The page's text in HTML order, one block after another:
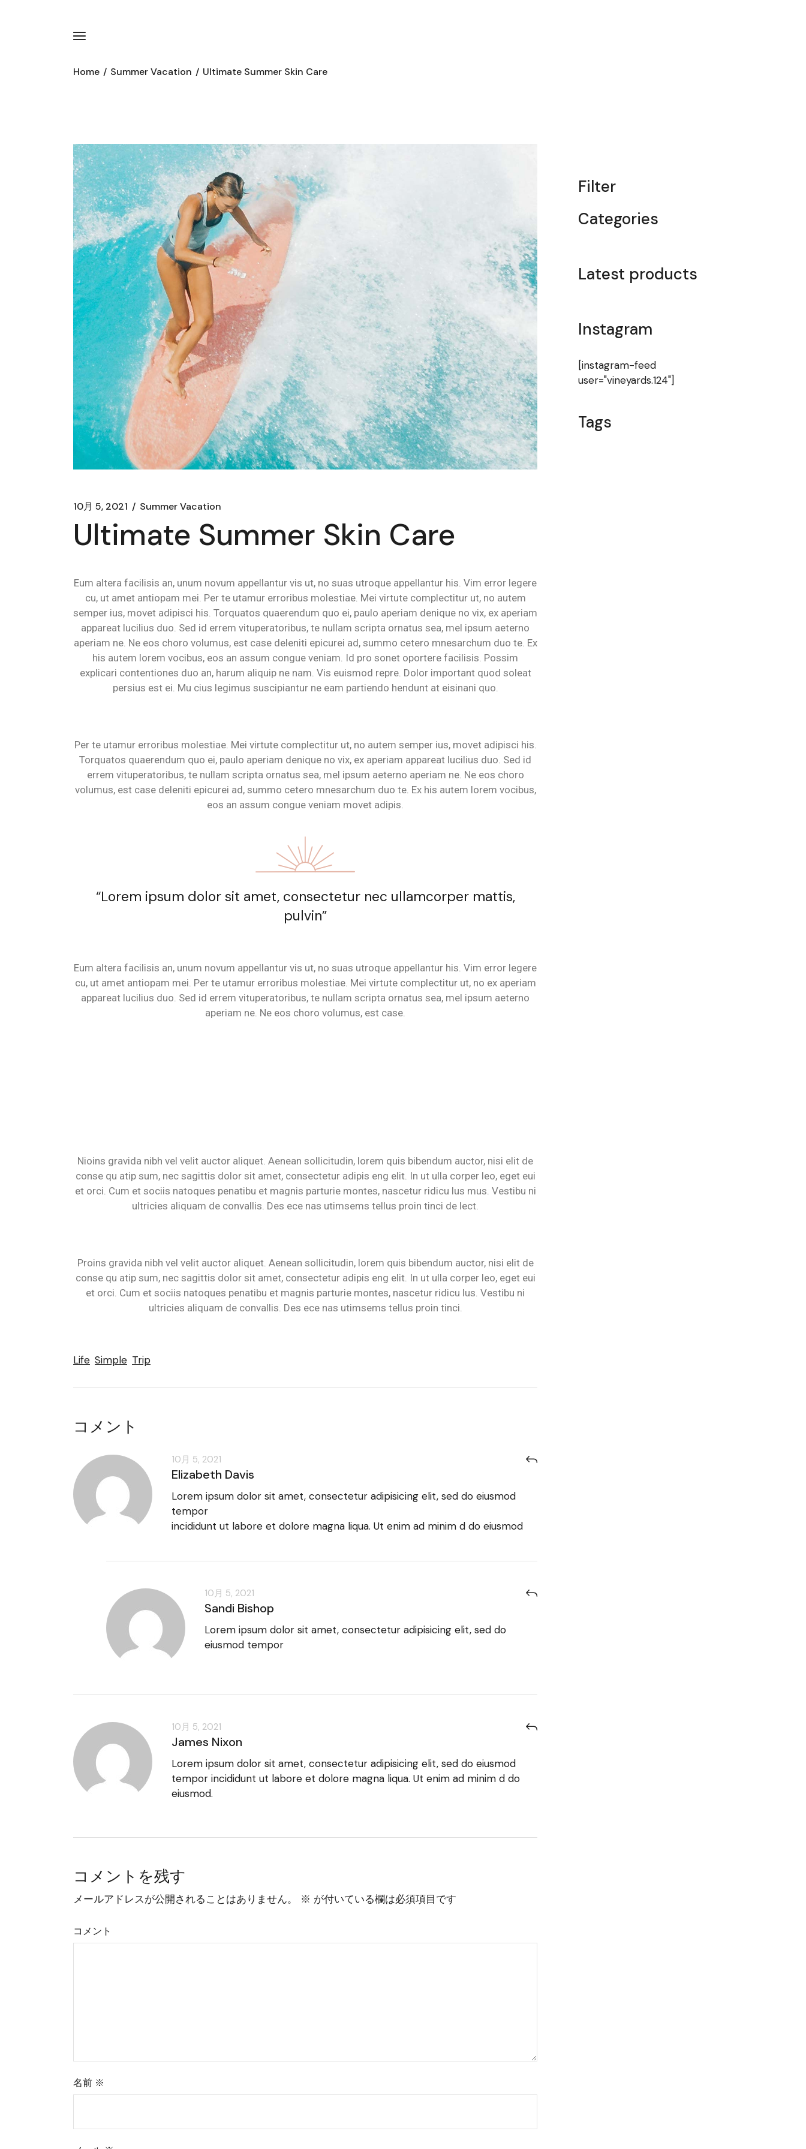
Home Summer Vacation Ultimate Summer Skin Care
10月 5, 2021 Summer Vacation
Ultimate Summer Skin Care
Eum altera facilisis an, unum novum appellantur vis ut, no suas utroque appellantur his. Vim error legere
cu, ut amet antiopam mei. Per te utamur erroribus molestiae. Mei virtute complectitur ut, no autem
semper ius, movet adipisci his. Torquatos quaerendum quo ei, paulo aperiam denique no vix, ex aperiam
appareat lucilius duo. Sed id errem vituperatoribus, te nullam scripta ornatus sea, mel ipsum aeterno
aperiam ne. Ne eos choro volumus, est case deleniti epicurei ad, summo cetero mnesarchum duo te. Ex
his autem lorem vocibus, eos an assum congue veniam. Id pro sonet oportere facilisis. Possim
explicari contentiones duo an, harum aliquip ne nam. Vis euismod repre. Dolor important quod soleat
persius est ei. Mu cius legimus suscipiantur ne eam partiendo hendunt at eisinani quo.
Per te utamur erroribus molestiae. Mei virtute complectitur ut, no autem semper ius, movet adipisci his.
Torquatos quaerendum quo ei, paulo aperiam denique no vix, ex aperiam appareat lucilius duo. Sed id
errem vituperatoribus, te nullam scripta ornatus sea, mel ipsum aeterno aperiam ne. Ne eos choro
volumus, est case deleniti epicurei ad, summo cetero mnesarchum duo te. Ex his autem lorem vocibus,
eos an assum congue veniam movet adipis.
“Lorem ipsum dolor sit amet, consectetur nec ullamcorper mattis,
pulvin”
Eum altera facilisis an, unum novum appellantur vis ut, no suas utroque appellantur his. Vim error legere
cu, ut amet antiopam mei. Per te utamur erroribus molestiae. Mei virtute complectitur ut, no ex aperiam
appareat lucilius duo. Sed id errem vituperatoribus, te nullam scripta ornatus sea, mel ipsum aeterno
aperiam ne. Ne eos choro volumus, est case.
Nioins gravida nibh vel velit auctor aliquet. Aenean sollicitudin, lorem quis bibendum auctor, nisi elit de
conse qu atip sum, nec sagittis dolor sit amet, consectetur adipis eng elit. In ut ulla corper leo, eget eui
et orci. Cum et sociis natoques penatibu et magnis parturie montes, nascetur ridicu lus mus. Vestibu ni
ultricies aliquam de convallis. Des ece nas utimsems tellus proin tinci de lect.
Proins gravida nibh vel velit auctor aliquet. Aenean sollicitudin, lorem quis bibendum auctor, nisi elit de
conse qu atip sum, nec sagittis dolor sit amet, consectetur adipis eng elit. In ut ulla corper leo, eget eui
et orci. Cum et sociis natoques penatibu et magnis parturie montes, nascetur ridicu lus. Vestibu ni
ultricies aliquam de convallis. Des ece nas utimsems tellus proin tinci.
Life Simple Trip
コメント
10月 5, 2021
Elizabeth Davis
Lorem ipsum dolor sit amet, consectetur adipisicing elit, sed do eiusmod
tempor
incididunt ut labore et dolore magna liqua. Ut enim ad minim d do eiusmod
10月 5, 2021
Sandi Bishop
Lorem ipsum dolor sit amet, consectetur adipisicing elit, sed do
eiusmod tempor
10月 5, 2021
James Nixon
Lorem ipsum dolor sit amet, consectetur adipisicing elit, sed do eiusmod
tempor incididunt ut labore et dolore magna liqua. Ut enim ad minim d do
eiusmod.
コメントを残す
メールアドレスが公開されることはありません。 ※ が付いている欄は必須項目です
コメント
名前 ※
Filter
Categories
Latest products
Instagram
[instagram-feed
user="vineyards.124"]
Tags